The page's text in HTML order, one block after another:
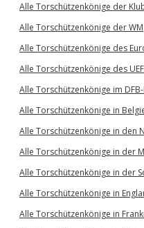
Alle Torschützenkönige der
Alle Torschützenkönige der WM
Alle Torschützenkönige des
Alle Torschützenkönige des
Alle Torschützenkönige im
Alle Torschützenkönige in
Alle Torschützenkönige in den
Alle Torschützenkönige in der
Alle Torschützenkönige in der
Alle Torschützenkönige in
Alle Torschützenkönige in